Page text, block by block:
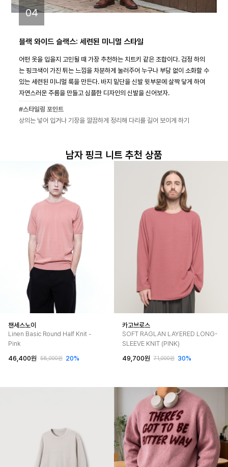
04
블랙 와이드 슬랙스: 세련된 미니멀 스타일
어떤 옷을 입을지 고민될 때 가장 추천하는 치트키 같은 조합이다. 검정 하의
는 핑크색이 가진 튀는 느낌을 차분하게 눌러주어 누구나 부담 없이 소화할 수
있는 세련된 미니멀 룩을 만든다. 바지 밑단을 신발 윗부분에 살짝 닿게 하여
자연스러운 주름을 만들고 심플한 디자인의 신발을 신어보자.
#스타일링 포인트
상의는 넣어 입거나 기장을 깔끔하게 정리해 다리를 길어 보이게 하기
남자 핑크 니트 추천 상품
챈세스노이
Linen Basic Round Half Knit -
Pink
46,400원
58,000원 20%
카고브로스
SOFT RAGLAN LAYERED LONG-
SLEEVE KNIT (PINK)
49,700원
71,000원 30%